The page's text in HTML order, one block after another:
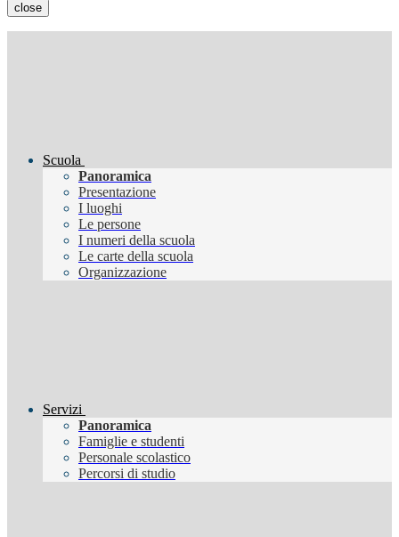
close
Scuola
Panoramica
Presentazione
I luoghi
Le persone
I numeri della scuola
Le carte della scuola
Organizzazione
Servizi
Panoramica
Famiglie e studenti
Personale scolastico
Percorsi di studio